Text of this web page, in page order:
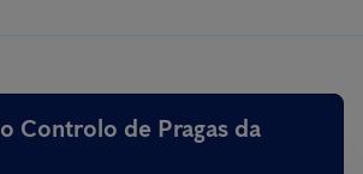
Controlo de Pragas da